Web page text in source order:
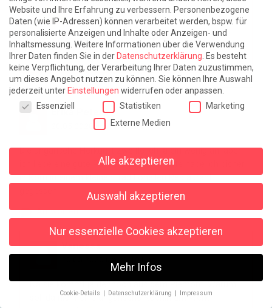
22.05.2020 um 18:24 Uhr
… und soigniert ist noch nicht mal dabei!
Erika Peters
20.05.2020 um 19:46 Uhr
Die ungarische Herkunft zweifle ich ja ein wenig an, aber
ich liebe eine gute Panna Cotta. Die beste habe ich bisher
in Rom in einem kleinen traditionellen Restaurant
Antworten
Vanessa
Na sie kommt ja dennoch aus dem Piemont. Warum
soll da nicht eine ungarische Köchin am Werk
Website und Ihre Erfahrung zu verbessern. Personenbezogene
Daten (wie IP-Adressen) können verarbeitet werden, bspw. für
personalisierte Anzeigen und Inhalte oder Anzeigen- und
Inhaltsmessung. Weitere Informationen über die Verwendung
Ihrer Daten finden Sie in der Datenschutzerklärung Es besteht
keine Verpflichtung, der Verarbeitung Ihrer Daten zuzustimmen,
um dieses Angebot nutzen zu können. Sie können Ihre Auswahl
jederzeit unter Einstellungen widerrufen oder anpassen.
Datenschutzeinstellungen
Essenziell Statistiken
Marketing
Externe Medien
Alle akzeptieren
Auswahl akzeptieren
Nur essenzielle Cookies akzeptieren
Mehr Infos
Cookie-Details Datenschutzerklärung Impressum